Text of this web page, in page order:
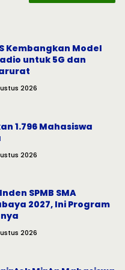
Kembangkan Model
untuk 5G dan
2026
1.796 Mahasiswa
2026
SPMB SMA
2027, Ini Program
2026